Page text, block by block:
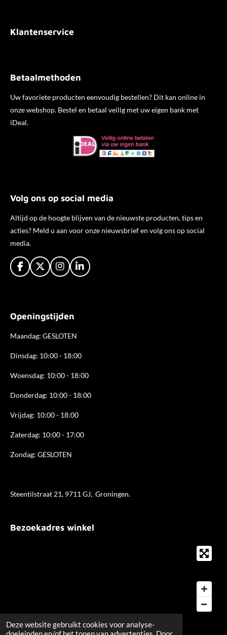
Deze website gebruikt cookies voor analyse-
Klantenservice
Betaalmethoden
Uw favoriete producten eenvoudig bestellen? Dit kan online in
onze webshop. Bestel en betaal veilig met uw eigen bank met
iDeal.
Volg ons op social media
Altijd op de hoogte blijven van de nieuwste producten, tips en
acties? Meld u aan voor onze nieuwsbrief en volg ons op social
media.
F
a
o
k
X
I
n
g
a
L
i
Openingstijden
Maandag: GESLOTEN
Dinsdag: 10:00 - 18:00
Woensdag: 10:00 - 18:00
Donderdag: 10:00 - 18:00
Vrijdag: 10:00 - 18:00
Zaterdag: 10:00 - 17:00
Zondag: GESLOTEN
Steentilstraat 21, 9711 GJ, Groningen.
Bezoekadres winkel